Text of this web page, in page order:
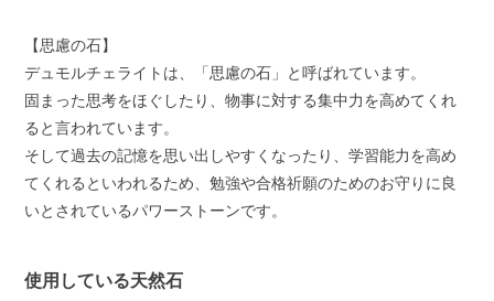
【思慮の石】
デュモルチェライトは、「思慮の石」と呼ばれています。
固まった思考をほぐしたり、物事に対する集中力を高めてくれ
ると言われています。
そして過去の記憶を思い出しやすくなったり、学習能力を高め
てくれるといわれるため、勉強や合格祈願のためのお守りに良
いとされているパワーストーンです。
使用している天然石